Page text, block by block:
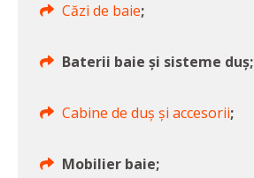
Căzi de baie;
Baterii baie și sisteme duș;
Cabine de duș și accesorii;
Mobilier baie;